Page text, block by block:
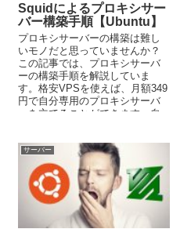
Squidによるプロキシサー
バー構築手順【Ubuntu】
プロキシサーバーの構築は難し
いモノだと思っていませんか？
この記事では、プロキシサーバ
ーの構築手順を解説していま
す。格安VPSを使えば、月額349
円で自分専用のプロキシサーバ
ーを立てることができます。自
広がります。
サーバー